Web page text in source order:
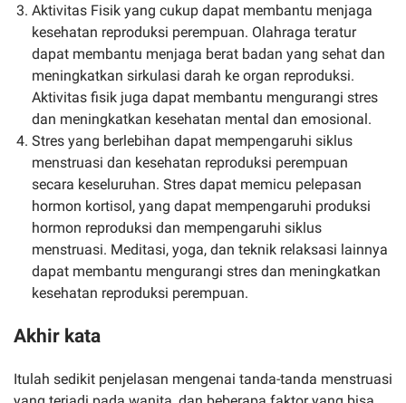
Aktivitas Fisik yang cukup dapat membantu menjaga
kesehatan reproduksi perempuan. Olahraga teratur
dapat membantu menjaga berat badan yang sehat dan
meningkatkan sirkulasi darah ke organ reproduksi.
Aktivitas fisik juga dapat membantu mengurangi stres
dan meningkatkan kesehatan mental dan emosional.
Stres yang berlebihan dapat mempengaruhi siklus
menstruasi dan kesehatan reproduksi perempuan
secara keseluruhan. Stres dapat memicu pelepasan
hormon kortisol, yang dapat mempengaruhi produksi
hormon reproduksi dan mempengaruhi siklus
menstruasi. Meditasi, yoga, dan teknik relaksasi lainnya
dapat membantu mengurangi stres dan meningkatkan
kesehatan reproduksi perempuan.
Akhir kata
Itulah sedikit penjelasan mengenai tanda-tanda menstruasi